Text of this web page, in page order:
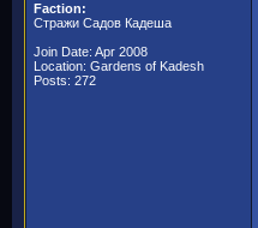
Faction:
Стражи Садов Кадеша
Join Date: Apr 2008
Location: Gardens of Kadesh
Posts: 272